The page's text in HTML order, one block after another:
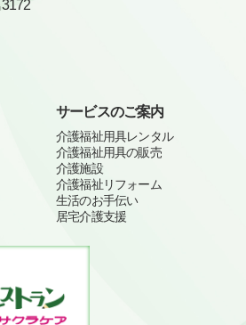
サービスのご案内
介護福祉用具レンタル
介護福祉用具の販売
介護施設
介護福祉リフォーム
生活のお手伝い
居宅介護支援